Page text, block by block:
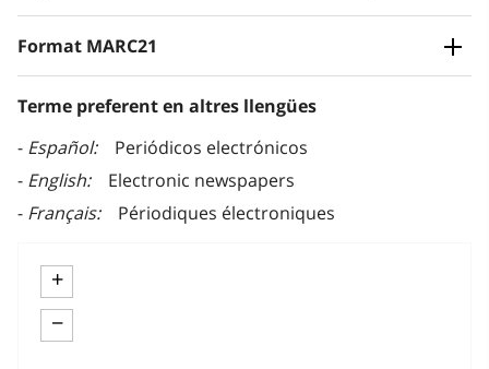
Format MARC21
Terme preferent en altres llengües
Español
Periódicos electrónicos
English
Electronic newspapers
Français
Périodiques électroniques
+
−